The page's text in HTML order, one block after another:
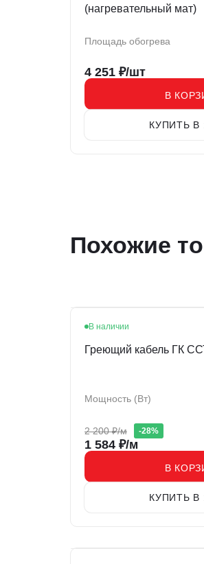
(нагревательный мат)
Площадь обогрева
4 251 ₽/шт
В
КУПИТЬ В
Похожие
Акция
В наличии
Греющий кабель ГК
Мощность (Вт)
2 200₽/м -28%
1 584 ₽/м
В
КУПИТЬ В